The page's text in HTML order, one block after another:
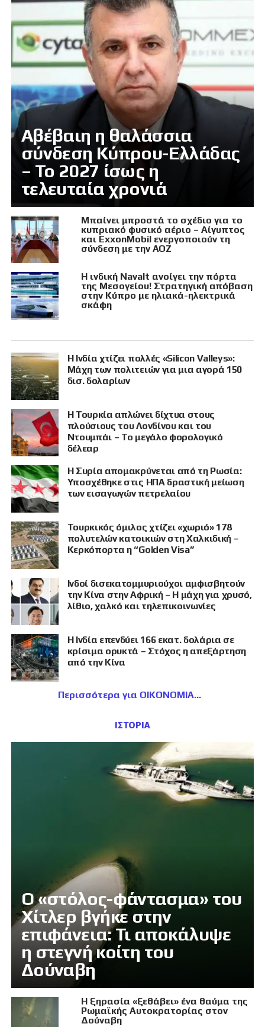
Αβέβαιη η θαλάσσια
σύνδεση Κύπρου-Ελλάδας
– Το 2027 ίσως η
τελευταία χρονιά
Μπαίνει μπροστά το σχέδιο για το
κυπριακό φυσικό αέριο – Αίγυπτος
και ExxonMobil ενεργοποιούν τη
σύνδεση με την ΑΟΖ
Η ινδική Navalt ανοίγει την πόρτα
της Μεσογείου! Στρατηγική απόβαση
στην Κύπρο με ηλιακά-ηλεκτρικά
σκάφη
Η Ινδία χτίζει πολλές «Silicon Valleys»:
Μάχη των πολιτειών για μια αγορά 150
δισ. δολαρίων
Η Τουρκία απλώνει δίχτυα στους
πλούσιους του Λονδίνου και του
Ντουμπάι – Το μεγάλο φορολογικό
δέλεαρ
Η Συρία απομακρύνεται από τη Ρωσία:
Υποσχέθηκε στις ΗΠΑ δραστική μείωση
των εισαγωγών πετρελαίου
Τουρκικός όμιλος χτίζει «χωριό» 178
πολυτελών κατοικιών στη Χαλκιδική –
Κερκόπορτα η “Golden Visa”
Ινδοί δισεκατομμυριούχοι αμφισβητούν
την Κίνα στην Αφρική – Η μάχη για χρυσό,
λίθιο, χαλκό και τηλεπικοινωνίες
Η Ινδία επενδύει 166 εκατ. δολάρια σε
κρίσιμα ορυκτά – Στόχος η απεξάρτηση
από την Κίνα
Περισσότερα για ΟΙΚΟΝΟΜΙΑ
ΙΣΤΟΡΙΑ
Ο «στόλος-φάντασμα» του
Χίτλερ βγήκε στην
επιφάνεια: Τι αποκάλυψε
η στεγνή κοίτη του
Δούναβη
Η ξηρασία «ξεθάβει» ένα θαύμα της
Ρωμαϊκής Αυτοκρατορίας στον
Δούναβη